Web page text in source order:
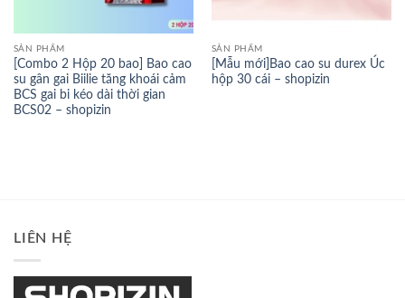
SẢN PHẨM
[Combo 2 Hộp 20 bao] Bao cao
su gân gai Biilie tăng khoái cảm
BCS gai bi kéo dài thời gian
BCS02 – shopizin
SẢN PHẨM
[Mẫu mới]Bao cao su durex Úc
hộp 30 cái – shopizin
LIÊN HỆ